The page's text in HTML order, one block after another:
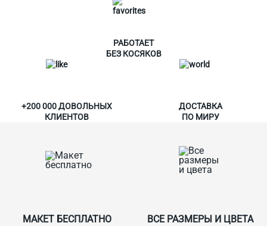
РАБОТАЕТ
БЕЗ КОСЯКОВ
+200 000 ДОВОЛЬНЫХ
КЛИЕНТОВ
ДОСТАВКА
ПО МИРУ
МАКЕТ БЕСПЛАТНО
ВСЕ РАЗМЕРЫ И ЦВЕТА